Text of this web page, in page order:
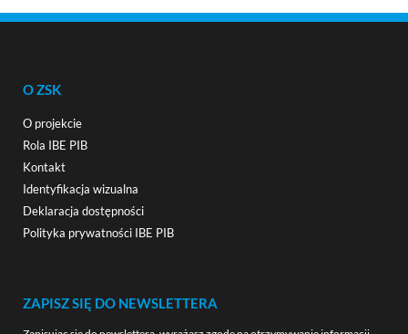
O ZSK
O projekcie
Rola IBE PIB
Kontakt
Identyfikacja wizualna
Deklaracja dostępności
Polityka prywatności IBE PIB
ZAPISZ SIĘ DO NEWSLETTERA